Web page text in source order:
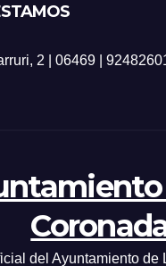
2 | 06469 |
del Ayuntamiento de